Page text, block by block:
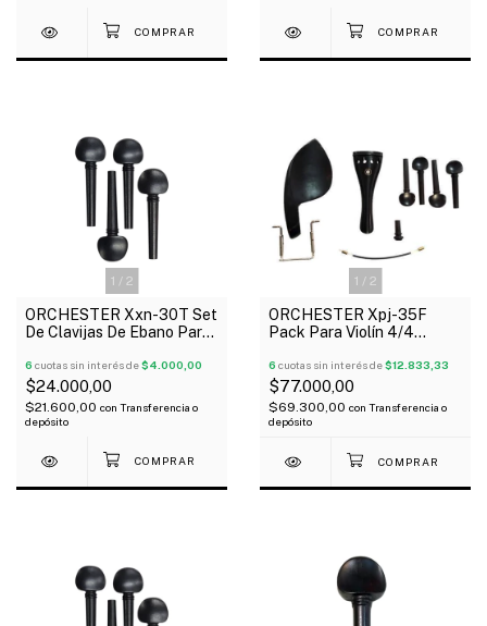
1 / 2
ORCHESTER Xxn-30T Set
De Clavijas De Ebano Para
6 cuotas sin interés de$4.000,00
$24.000,00
$21.600,00 con Transferencia o
depósito
1 / 2
ORCHESTER Xpj-35F
Pack Para Violín 4/4
Mentonera Cordal Pin
6 cuotas sin interés de$12.833,33
$77.000,00
$69.300,00 con Transferencia o
depósito